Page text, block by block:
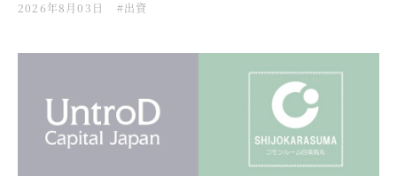
2026年8月03日 #出資